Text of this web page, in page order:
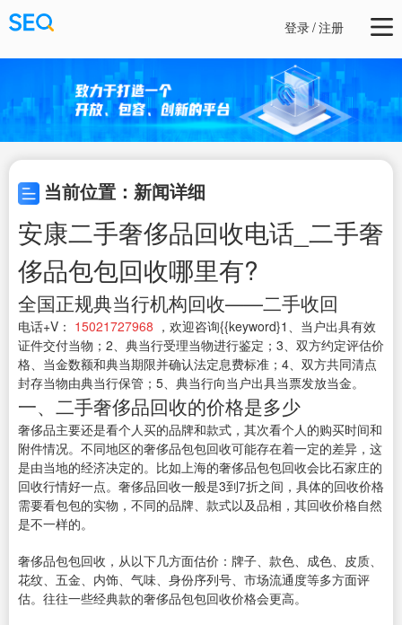
登录/注册
当前位置：新闻详细
安康二手奢侈品回收电话_二手奢
侈品包包回收哪里有?
全国正规典当行机构回收——二手收回
电话+V： 15021727968 ，欢迎咨询{{keyword}1、当户出具有效
证件交付当物；2、典当行受理当物进行鉴定；3、双方约定评估价
格、当金数额和典当期限并确认法定息费标准；4、双方共同清点
封存当物由典当行保管；5、典当行向当户出具当票发放当金。
一、二手奢侈品回收的价格是多少
奢侈品主要还是看个人买的品牌和款式，其次看个人的购买时间和
附件情况。不同地区的奢侈品包包回收可能存在着一定的差异，这
是由当地的经济决定的。比如上海的奢侈品包包回收会比石家庄的
回收行情好一点。奢侈品回收一般是3到7折之间，具体的回收价格
需要看包包的实物，不同的品牌、款式以及品相，其回收价格自然
是不一样的。
奢侈品包包回收，从以下几方面估价：牌子、款色、成色、皮质、
花纹、五金、内饰、气味、身份序列号、市场流通度等多方面评
估。往往一些经典款的奢侈品包包回收价格会更高。